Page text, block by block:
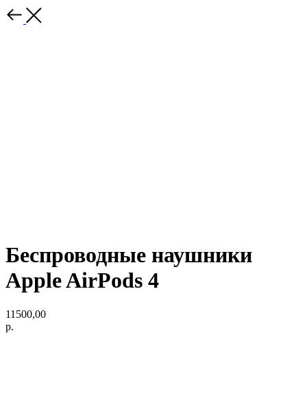
Беспроводные наушники
Apple AirPods 4
11500,00
р.